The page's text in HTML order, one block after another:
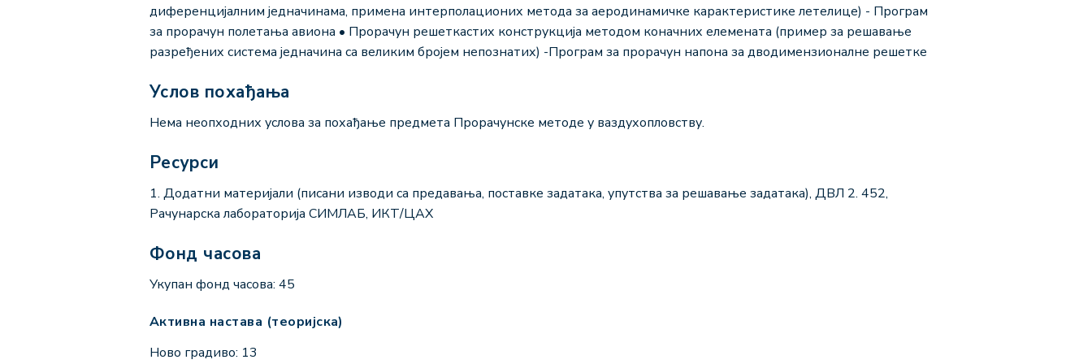
диференцијалним једначинама, примена интерполационих метода за аеродинамичке карактеристике летелице) - Програм
за прорачун полетања авиона • Прорачун решеткастих конструкција методом коначних елемената (пример за решавање
разређених система једначина са великим бројем непознатих) -Програм за прорачун напона за дводимензионалне решетке
Услов похађања
Нема неопходних услова за похађање предмета Прорачунске методе у ваздухопловству.
Ресурси
1. Додатни материјали (писани изводи са предавања, поставке задатака, упутства за решавање задатака), ДВЛ 2. 452,
Рачунарска лабораторија СИМЛАБ, ИКТ/ЦАХ
Фонд часова
Укупан фонд часова: 45
Активна настава (теоријска)
Ново градиво: 13